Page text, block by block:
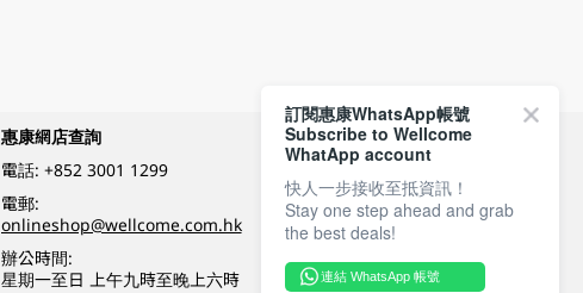
惠康網店查詢
電話: +852 3001 1299
電郵:
onlineshop@wellcome.com.hk
辦公時間:
星期一至日 上午九時至晚上六時
付款方式
關注我們
訂閱惠康WhatsApp帳號
Subscribe to Wellcome
WhatApp account
快人一步接收至抵資訊！
Stay one step ahead and grab
the best deals!
連結 WhatsApp 帳號